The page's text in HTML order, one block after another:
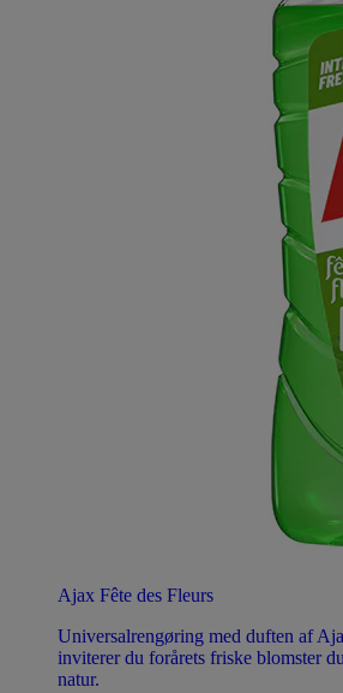
Ajax Fête des Fleurs
Universalrengøring med duften af
inviterer du forårets friske blomster
natur.